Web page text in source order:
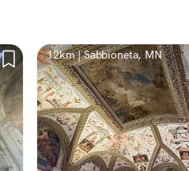
12km | Sabbioneta, MN